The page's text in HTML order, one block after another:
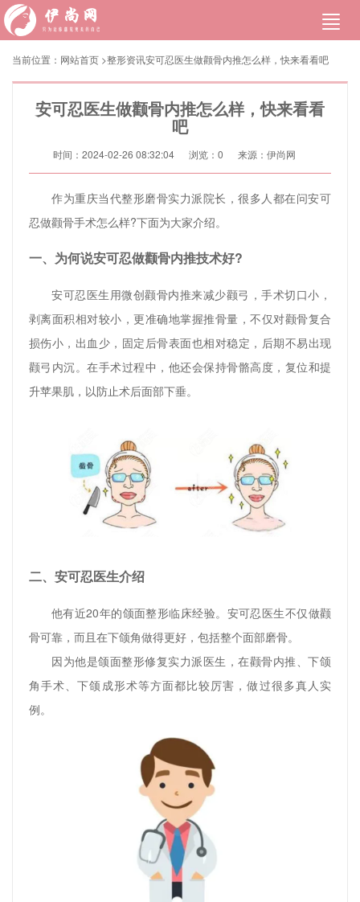
当前位置： 网站首页 >整形资讯安可忍医生做颧骨内推怎么样，快来看看吧
安可忍医生做颧骨内推怎么样，快来看看
吧
时间：2024-02-26 08:32:04 浏览： 0 来源：伊尚网
作为重庆当代整形磨骨实力派院长，很多人都在问安可
忍做颧骨手术怎么样?下面为大家介绍。
一、为何说安可忍做颧骨内推技术好?
安可忍医生用微创颧骨内推来减少颧弓，手术切口小，
剥离面积相对较小，更准确地掌握推骨量，不仅对颧骨复合
损伤小，出血少，固定后骨表面也相对稳定，后期不易出现
颧弓内沉。在手术过程中，他还会保持骨骼高度，复位和提
升苹果肌，以防止术后面部下垂。
二、安可忍医生介绍
他有近20年的颌面整形临床经验。安可忍医生不仅做颧
骨可靠，而且在下颌角做得更好，包括整个面部磨骨。
因为他是颌面整形修复实力派医生，在颧骨内推、下颌
角手术、下颌成形术等方面都比较厉害，做过很多真人实
例。